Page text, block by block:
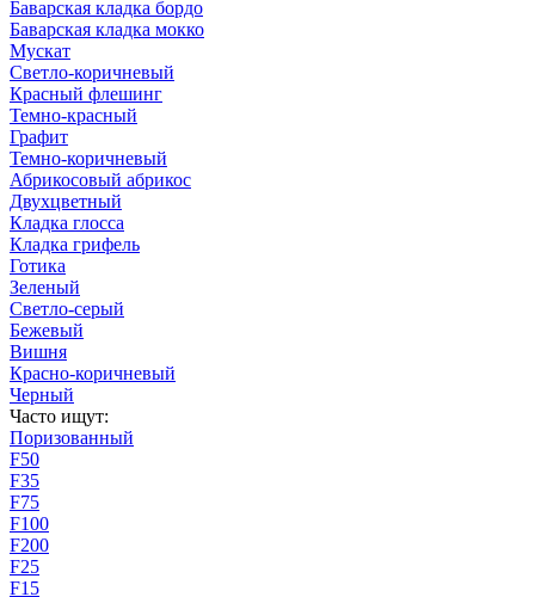
Баварская кладка бордо
Баварская кладка мокко
Мускат
Светло-коричневый
Красный флешинг
Темно-красный
Графит
Темно-коричневый
Абрикосовый абрикос
Двухцветный
Кладка глосса
Кладка грифель
Готика
Зеленый
Светло-серый
Бежевый
Вишня
Красно-коричневый
Черный
Часто ищут:
Поризованный
F50
F35
F75
F100
F200
F25
F15